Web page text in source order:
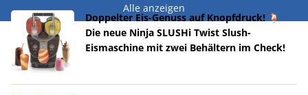
Alle anzeigen
Doppelter Eis-Genuss auf Knopfdruck! 🍹
Die neue Ninja SLUSHi Twist Slush-
Eismaschine mit zwei Behältern im Check!